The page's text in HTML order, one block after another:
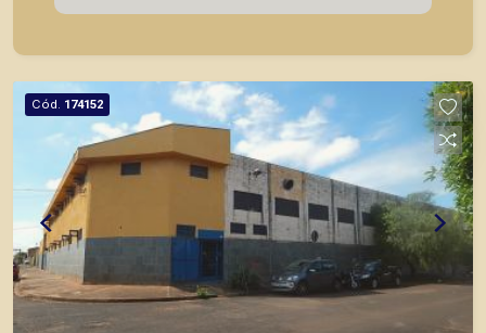
Preto.
Cód. 174152